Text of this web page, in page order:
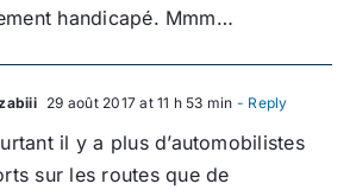
handicapé. Mmm…
29 août 2017 at 11 h 53 min - Reply
il y a plus d’automobilistes
sur les routes que de